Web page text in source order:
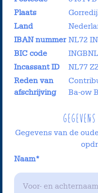
Plaats
Land
IBAN nummer NL72
BIC code
Incassant ID
NL77
Reden van
afschrijving
Ba-ow
Gegevens van de
Naam*